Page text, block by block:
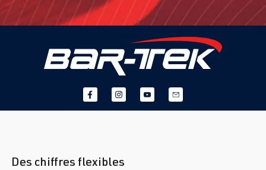
Des chiffres flexibles